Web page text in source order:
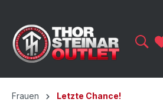
Frauen Letzte Chance!